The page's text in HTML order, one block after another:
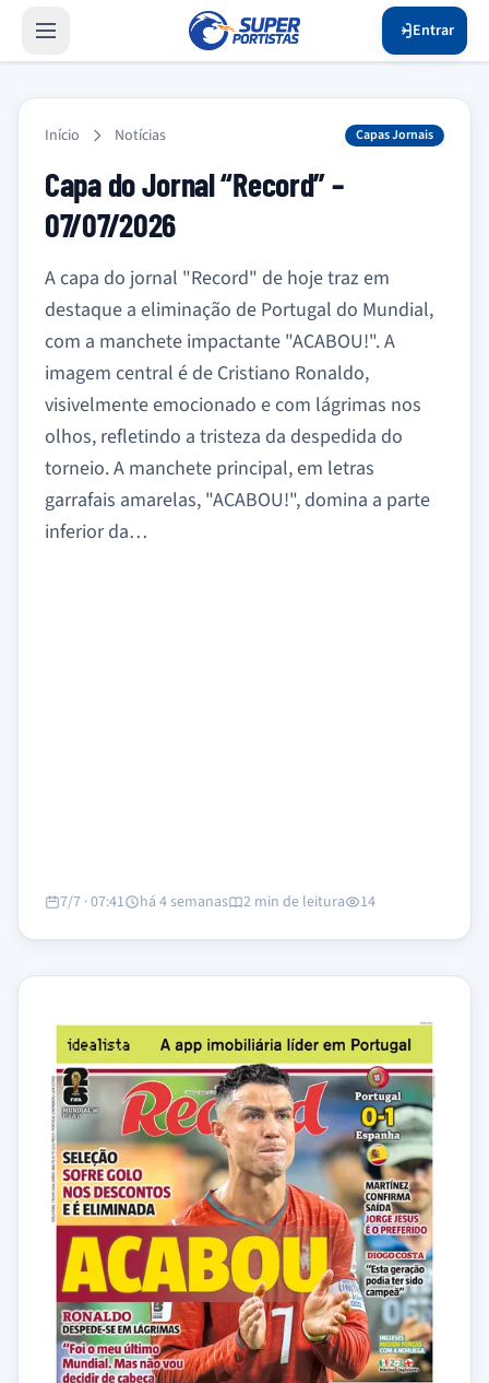
Entrar
Início Notícias Capas Jornais
Capa do Jornal “Record” –
07/07/2026
A capa do jornal "Record" de hoje traz em
destaque a eliminação de Portugal do Mundial,
com a manchete impactante "ACABOU!". A
imagem central é de Cristiano Ronaldo,
visivelmente emocionado e com lágrimas nos
olhos, refletindo a tristeza da despedida do
torneio. A manchete principal, em letras
garrafais amarelas, "ACABOU!", domina a parte
inferior da…
7/7 · 07:41 há 4 semanas 2 min de leitura 14